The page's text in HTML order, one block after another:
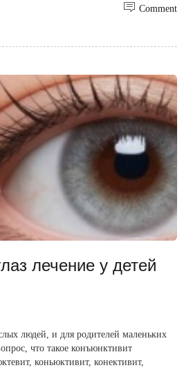
Comment
лечение у детей
людей, и для родителей маленьких
что такое конъюнктивит
коньюктивит, конективит,